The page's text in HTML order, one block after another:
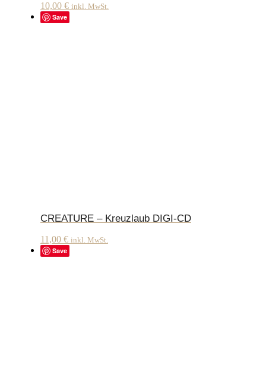
10,00 € inkl. MwSt.
Save
CREATURE – Kreuzlaub DIGI-CD
11,00 € inkl. MwSt.
Save